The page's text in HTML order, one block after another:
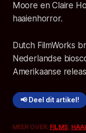
Moore en Claire
haaienhorror.
Dutch FilmWorks
Nederlandse
Amerikaanse
📢 Deel dit artikel!
MEER OVER:FILMS,